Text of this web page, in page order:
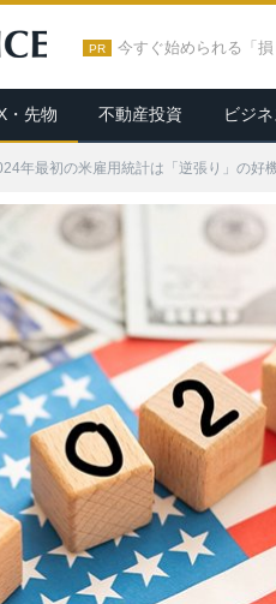
PR 今すぐ始められる「損
・先物 不動産投資 ビジ
年最初の米雇用統計は「逆張り」の好